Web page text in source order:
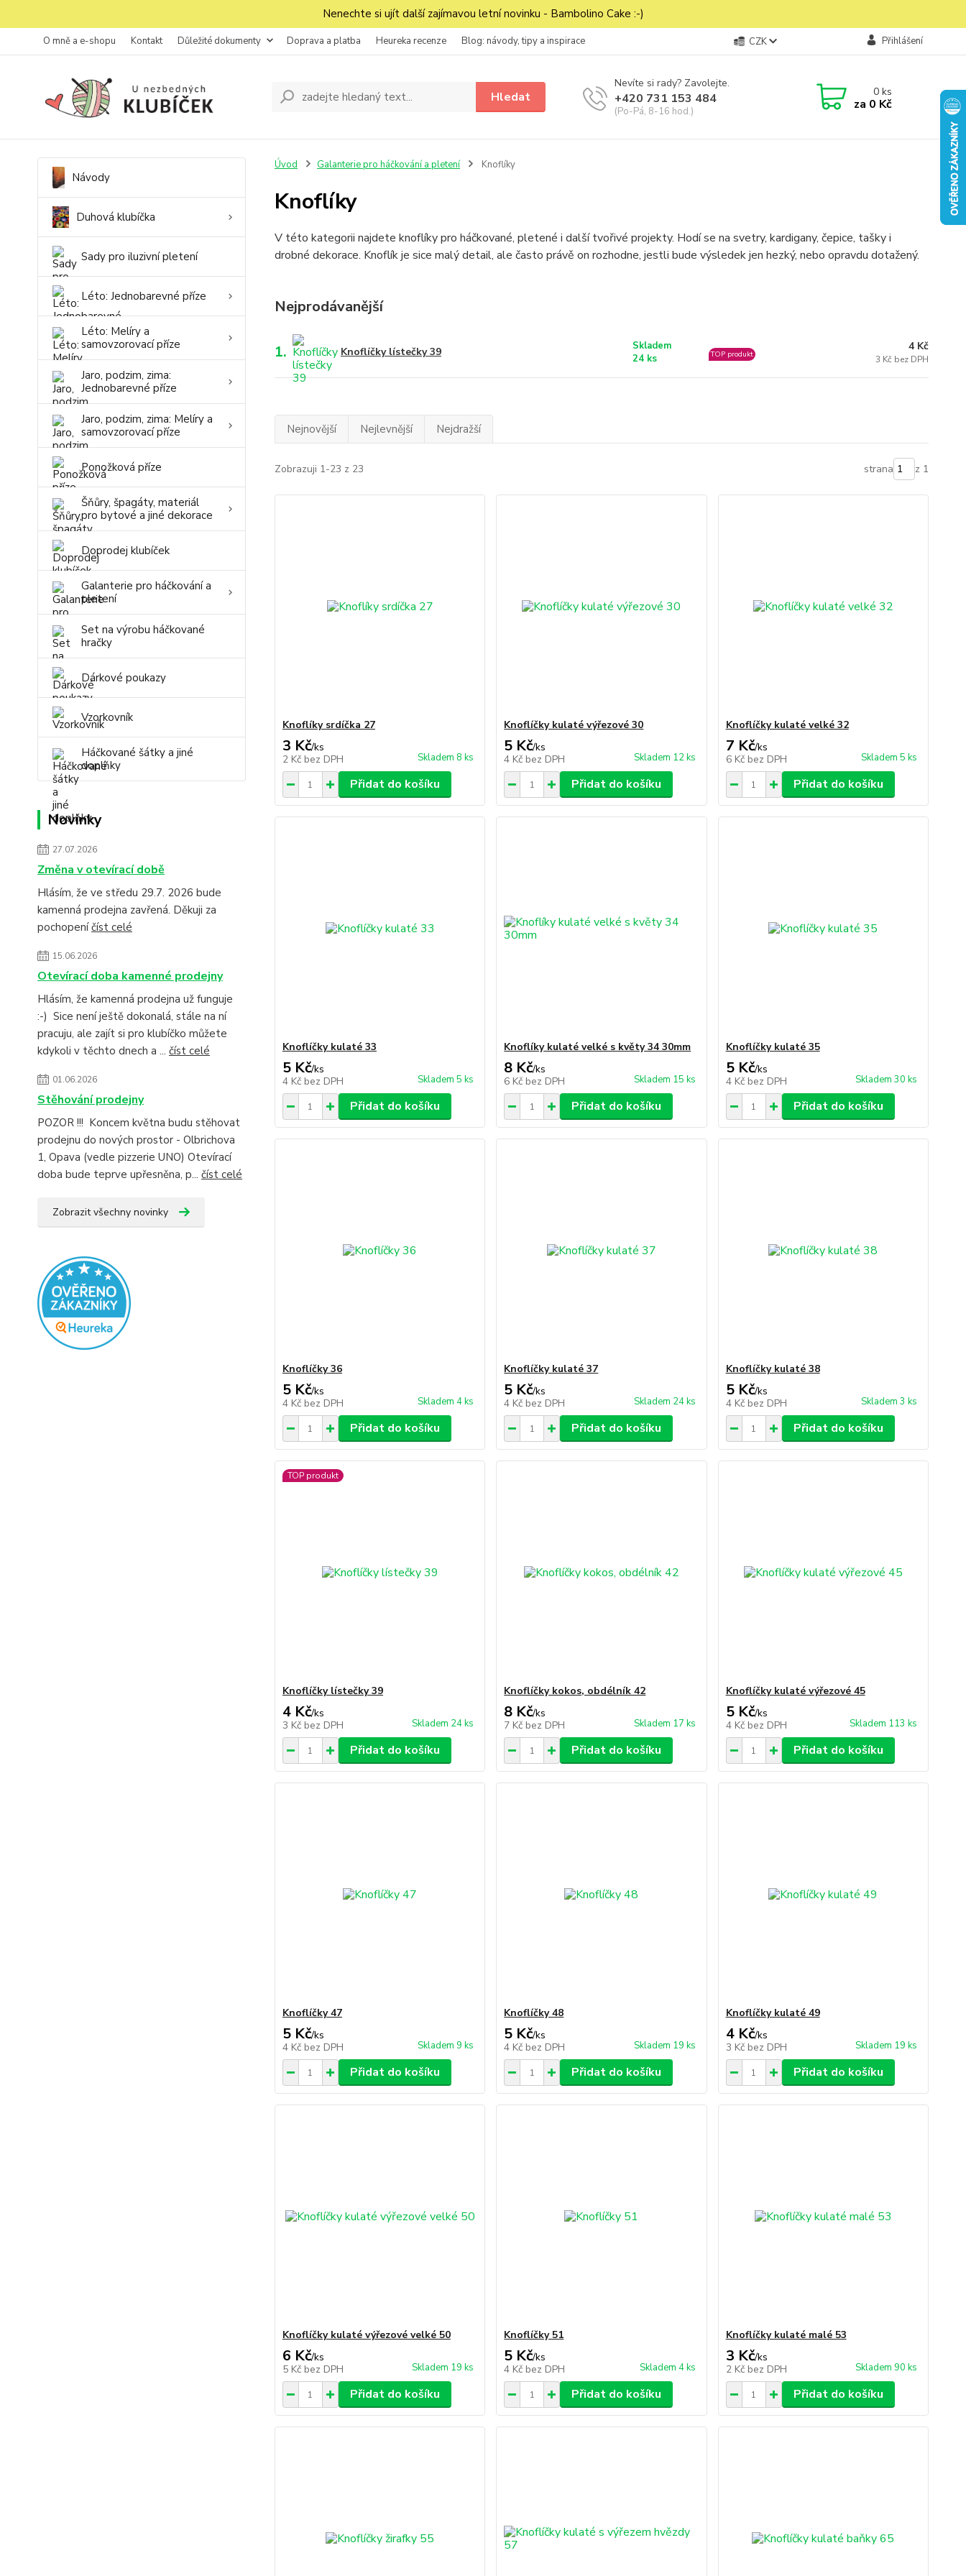
Nenechte si ujít další zajímavou letní novinku - Bambolino Cake :-)
O mně a e-shopu Kontakt Důležité dokumenty Doprava a platba Heureka recenze Blog: návody, tipy a inspirace CZK Přihlášení
Hledat
Nevíte si rady? Zavolejte.
+420 731 153 484
(Po-Pá, 8-16 hod.)
0ks
za 0 Kč
Návody
Duhová klubíčka
Sady pro iluzivní pletení
Léto: Jednobarevné příze
Léto: Melíry a
samovzorovací příze
Jaro, podzim, zima:
Jednobarevné příze
Jaro, podzim, zima: Melíry a
samovzorovací příze
Ponožková příze
Šňůry, špagáty, materiál
pro bytové a jiné dekorace
Doprodej klubíček
Galanterie pro háčkování a
pletení
Set na výrobu háčkované
hračky
Dárkové poukazy
Vzorkovník
Háčkované šátky a jiné
doplňky
Novinky
27.07.2026
Změna v otevírací době
Hlásím, že ve středu 29.7. 2026 bude
kamenná prodejna zavřená. Děkuji za
pochopeníčíst celé
15.06.2026
Otevírací doba kamenné prodejny
Hlásím, že kamenná prodejna už funguje
:-) Sice není ještě dokonalá, stále na ní
pracuju, ale zajít si pro klubíčko můžete
kdykoli v těchto dnech a ... číst celé
01.06.2026
Stěhování prodejny
POZOR !!! Koncem května budu stěhovat
prodejnu do nových prostor - Olbrichova
1, Opava (vedle pizzerie UNO) Otevírací
doba bude teprve upřesněna, p... číst celé
Zobrazit všechny novinky
Úvod Galanterie pro háčkování a pletení Knoflíky
Knoflíky
V této kategorii najdete knoflíky pro háčkované, pletené i další tvořivé projekty. Hodí se na svetry, kardigany, čepice, tašky i
drobné dekorace. Knoflík je sice malý detail, ale často právě on rozhodne, jestli bude výsledek jen hezký, nebo opravdu dotažený.
Nejprodávanější
1. Knoflíčky lístečky 39
Skladem
24 ks
TOP produkt
4 Kč
3 Kč bez DPH
Nejnovější Nejlevnější Nejdražší
Zobrazuji 1-23 z 23 strana z 1
Knoflíky srdíčka 27
3 Kč/ks
2 Kč bez DPH Skladem 8 ks
Přidat do košíku
Knoflíčky kulaté výřezové 30
5 Kč/ks
4 Kč bez DPH Skladem 12 ks
Přidat do košíku
Knoflíčky kulaté velké 32
7 Kč/ks
6 Kč bez DPH Skladem 5 ks
Přidat do košíku
Knoflíčky kulaté 33
5 Kč/ks
4 Kč bez DPH Skladem 5 ks
Přidat do košíku
Knoflíky kulaté velké s květy 34 30mm
8 Kč/ks
6 Kč bez DPH Skladem 15 ks
Přidat do košíku
Knoflíčky kulaté 35
5 Kč/ks
4 Kč bez DPH Skladem 30 ks
Přidat do košíku
Knoflíčky 36
5 Kč/ks
4 Kč bez DPH Skladem 4 ks
Přidat do košíku
Knoflíčky kulaté 37
5 Kč/ks
4 Kč bez DPH Skladem 24 ks
Přidat do košíku
Knoflíčky kulaté 38
5 Kč/ks
4 Kč bez DPH Skladem 3 ks
Přidat do košíku
TOP produkt
Knoflíčky lístečky 39
4 Kč/ks
3 Kč bez DPH Skladem 24 ks
Přidat do košíku
Knoflíčky kokos, obdélník 42
8 Kč/ks
7 Kč bez DPH Skladem 17 ks
Přidat do košíku
Knoflíčky kulaté výřezové 45
5 Kč/ks
4 Kč bez DPH Skladem 113 ks
Přidat do košíku
Knoflíčky 47
5 Kč/ks
4 Kč bez DPH Skladem 9 ks
Přidat do košíku
Knoflíčky 48
5 Kč/ks
4 Kč bez DPH Skladem 19 ks
Přidat do košíku
Knoflíčky kulaté 49
4 Kč/ks
3 Kč bez DPH Skladem 19 ks
Přidat do košíku
Knoflíčky kulaté výřezové velké 50
6 Kč/ks
5 Kč bez DPH Skladem 19 ks
Přidat do košíku
Knoflíčky 51
5 Kč/ks
4 Kč bez DPH Skladem 4 ks
Přidat do košíku
Knoflíčky kulaté malé 53
3 Kč/ks
2 Kč bez DPH Skladem 90 ks
Přidat do košíku